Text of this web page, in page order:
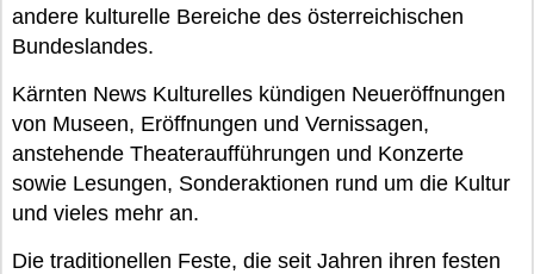
andere kulturelle Bereiche des österreichischen
Bundeslandes.
Kärnten News Kulturelles kündigen Neueröffnungen
von Museen, Eröffnungen und Vernissagen,
anstehende Theateraufführungen und Konzerte
sowie Lesungen, Sonderaktionen rund um die Kultur
und vieles mehr an.
Die traditionellen Feste, die seit Jahren ihren festen